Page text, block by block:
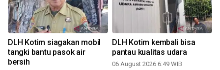
DLH Kotim siagakan mobil
tangki bantu pasok air
bersih
DLH Kotim kembali bisa
pantau kualitas udara
06 August 2026 6:49 WIB